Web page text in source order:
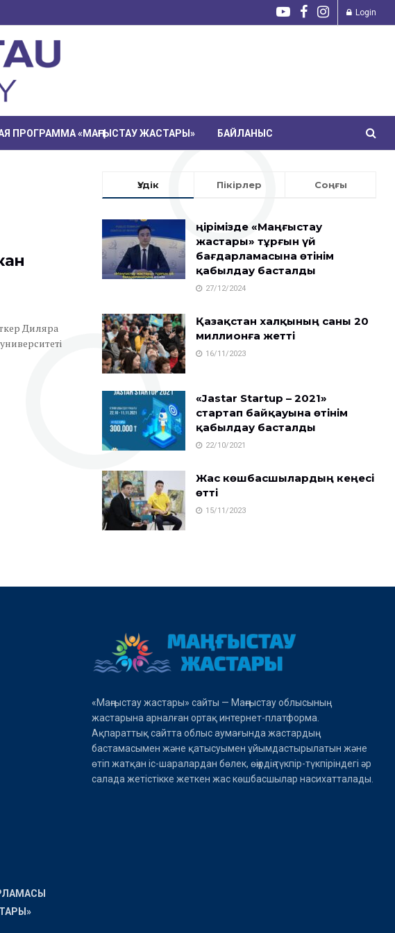
Login
ПРОГРАММА «МАҢҒЫСТАУ ЖАСТАРЫ» БАЙЛАНЫС
Диляра
Үздік Пікірлер Соңғы
Өңірімізде «Маңғыстау
жастары» тұрғын үй
бағдарламасына өтінім
қабылдау басталды
27/12/2024
Қазақстан халқының саны 20
миллионға жетті
16/11/2023
«Jastar Startup – 2021»
стартап байқауына өтінім
қабылдау басталды
22/10/2021
Жас көшбасшылардың кеңесі
өтті
15/11/2023
«Маңғыстау жастары» сайты — Маңғыстау облысының
жастарына арналған ортақ интернет-платформа.
Ақпараттық сайтта облыс аумағында жастардың
бастамасымен және қатысуымен ұйымдастырылатын және
өтіп жатқан іс-шаралардан бөлек, өңірдің түкпір-түкпіріндегі әр
салада жетістікке жеткен жас көшбасшылар насихатталады.